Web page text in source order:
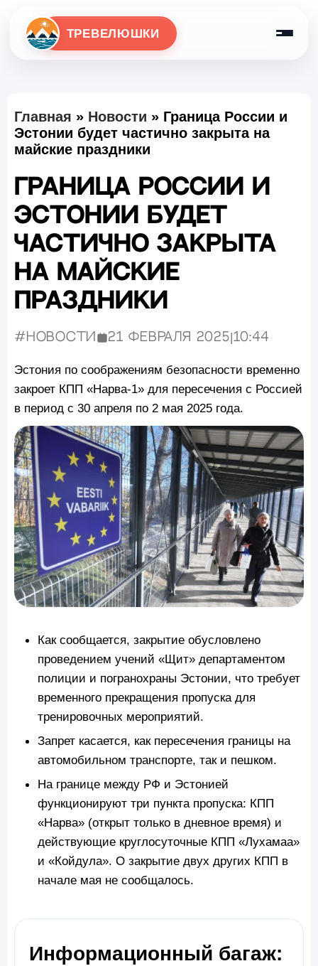
ТРЕВЕЛЮШКИ
Главная » Новости » Граница России и
Эстонии будет частично закрыта на
майские праздники
Граница России и
Эстонии будет
частично закрыта
на майские
праздники
#Новости Опубликовано:
21 февраля 2025 10:44
Эстония по соображениям безопасности временно
закроет КПП «Нарва-1» для пересечения с Россией
в период с 30 апреля по 2 мая 2025 года.
Как сообщается, закрытие обусловлено
проведением учений «Щит» департаментом
полиции и погранохраны Эстонии, что требует
временного прекращения пропуска для
тренировочных мероприятий.
Запрет касается, как пересечения границы на
автомобильном транспорте, так и пешком.
На границе между РФ и Эстонией
функционируют три пункта пропуска: КПП
«Нарва» (открыт только в дневное время) и
действующие круглосуточные КПП «Лухамаа»
и «Койдула». О закрытие двух других КПП в
начале мая не сообщалось.
Информационный багаж: